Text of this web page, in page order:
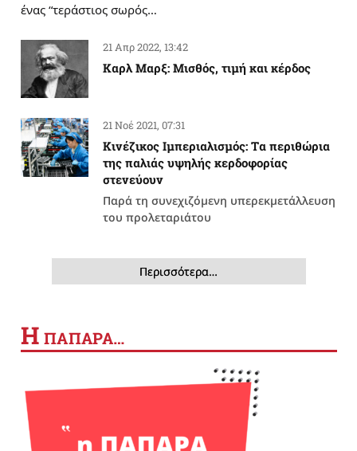
ένας “τεράστιος σωρός…
21 Απρ 2022, 13:42
Καρλ Μαρξ: Μισθός, τιμή και κέρδος
21 Νοέ 2021, 07:31
Κινέζικος Ιμπεριαλισμός: Tα περιθώρια
της παλιάς υψηλής κερδοφορίας
στενεύουν
Παρά τη συνεχιζόμενη υπερεκμετάλλευση
του προλεταριάτου
Περισσότερα…
Η ΠΑΠΑΡΑ…